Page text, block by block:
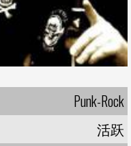
Punk-Rock
活跃